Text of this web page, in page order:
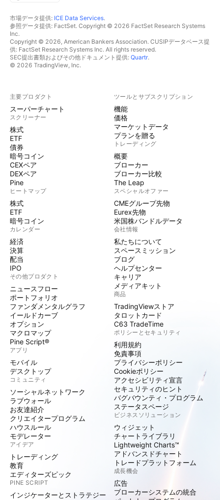
市場データ提供: ICE Data Services.
参照データ提供: FactSet. Copyright © 2026 FactSet Research Systems
Inc.
Copyright © 2026, American Bankers Association. CUSIPデータベース提
供: FactSet Research Systems Inc. All rights reserved.
SEC提出書類およびその他ドキュメント提供: Quartr.
© 2026 TradingView, Inc.
主要プロダクト
スーパーチャート
スクリーナー
株式
ETF
債券
暗号コイン
CEXペア
DEXペア
Pine
ヒートマップ
株式
ETF
暗号コイン
カレンダー
経済
決算
配当
IPO
その他プロダクト
ニュースフロー
ポートフォリオ
ファンダメンタルグラフ
イールドカーブ
オプション
マクロマップ
Pine Script®
アプリ
モバイル
デスクトップ
コミュニティ
ソーシャルネットワーク
ラブウォール
お友達紹介
クリエイタープログラム
ハウスルール
モデレーター
アイデア
トレーディング
教育
エディターズピック
PINE SCRIPT
インジケーターとストラテジー
ツールとサブスクリプション
機能
価格
マーケットデータ
プランを贈る
トレーディング
概要
ブローカー
ブローカー比較
The Leap
スペシャルオファー
CMEグループ先物
Eurex先物
米国株バンドルデータ
会社情報
私たちについて
スペースミッション
ブログ
ヘルプセンター
キャリア
メディアキット
商品
TradingViewストア
タロットカード
C63 TradeTime
ポリシーとセキュリティ
利用規約
免責事項
プライバシーポリシー
Cookieポリシー
アクセシビリティ宣言
セキュリティのヒント
バグバウンティ・プログラム
ステータスページ
ビジネスソリューション
ウィジェット
チャートライブラリ
Lightweight Charts™
アドバンスドチャート
トレードプラットフォーム
成長機会
広告
ブローカーシステムの統合